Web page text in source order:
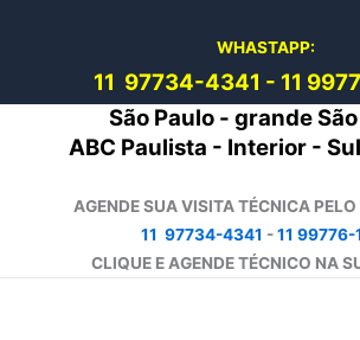
WHASTAPP:
11 97734-4341 - 11
São Paulo - grande
ABC Paulista - Interior -
AGENDE SUA VISITA TÉCNICA
11 97734-4341 -11 99776-
CLIQUE E AGENDE TÉCNICO NA